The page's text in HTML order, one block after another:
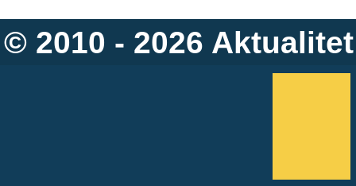
© 2010 - 2026 Aktualitet